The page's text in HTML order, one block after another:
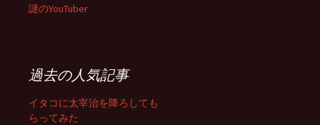
謎のYouTuber
過去の人気記事
イタコに太宰治を降ろしても
らってみた